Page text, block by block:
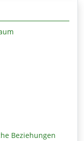
Beziehungen